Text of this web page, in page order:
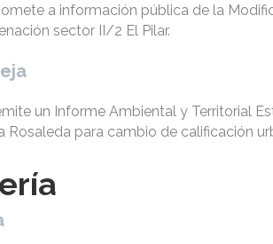
a información pública de la
sector II/2 El Pilar.
un Informe Ambiental y Territorial
Rosaleda para cambio de calificación